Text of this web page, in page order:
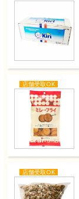
店舗受取OK
店舗受取OK